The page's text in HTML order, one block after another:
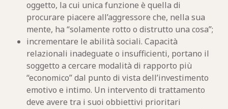
oggetto, la cui unica funzione è quella di
procurare piacere all’aggressore che, nella sua
mente, ha “solamente rotto o distrutto una cosa”;
incrementare le abilità sociali. Capacità
relazionali inadeguate o insufficienti, portano il
soggetto a cercare modalità di rapporto più
“economico” dal punto di vista dell’investimento
emotivo e intimo. Un intervento di trattamento
deve avere tra i suoi obbiettivi prioritari